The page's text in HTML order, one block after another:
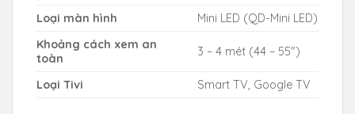
Loại màn hình
Mini LED (QD-Mini LED)
Khoảng cách xem an
toàn
3 – 4 mét (44 – 55″)
Loại Tivi Smart TV, Google TV